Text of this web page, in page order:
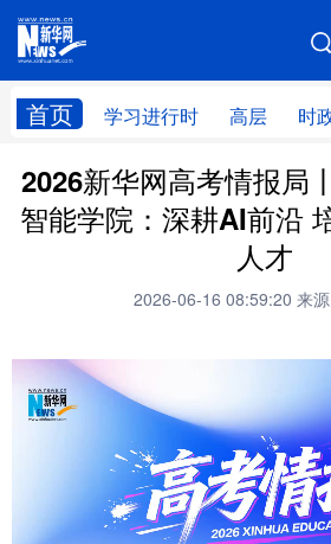
首页 学习进行时 高层 时
网站地图
学习进行时 高层
国际 财经 网
文化
访谈 视频 图
中央文件 金
人居 信
2026新华网高考情报局
智能学院：深耕AI前沿
人才
2026-06-16 08:59:20 来